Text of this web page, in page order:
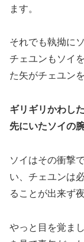
ます。
それでも執拗に
チェユンもソイ
た矢がチェユン
ギリギリかわし
先にいたソイの
ソイはその衝撃
い、チェユンは
ることが出来ず
やっと目を覚ま